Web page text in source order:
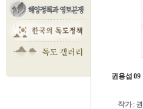
권용섭 09
작가: